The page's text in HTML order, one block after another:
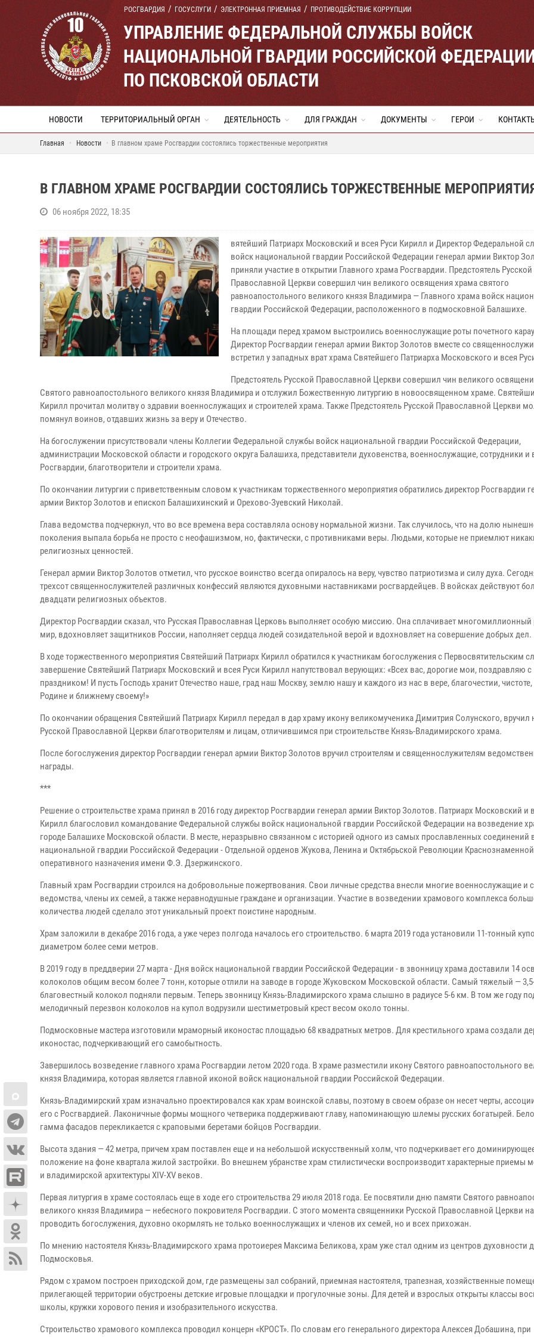
РОСГВАРДИЯ ГОСУСЛУГИ ЭЛЕКТРОННАЯ ПРИЕМНАЯ ПРОТИВОДЕЙСТВИЕ КОРРУПЦИИ
УПРАВЛЕНИЕ ФЕДЕРАЛЬНОЙ СЛУЖБЫ ВОЙСК
НАЦИОНАЛЬНОЙ ГВАРДИИ РОССИЙСКОЙ
ПО ПСКОВСКОЙ ОБЛАСТИ
НОВОСТИ ТЕРРИТОРИАЛЬНЫЙ ОРГАН ДЕЯТЕЛЬНОСТЬ ДЛЯ ГРАЖДАН ДОКУМЕНТЫ ГЕРОИ
Главная Новости В главном храме Росгвардии состоялись торжественные мероприятия
В ГЛАВНОМ ХРАМЕ РОСГВАРДИИ СОСТОЯЛИСЬ ТОРЖЕСТВЕННЫЕ
06 ноября 2022, 18:35
вятейший Патриарх Московский и всея Руси Кирилл и Директор Федеральной
войск национальной гвардии Российской Федерации генерал армии Виктор
приняли участие в открытии Главного храма Росгвардии. Предстоятель Русской
Православной Церкви совершил чин великого освящения храма святого
равноапостольного великого князя Владимира — Главного храма войск
гвардии Российской Федерации, расположенного в подмосковной Балашихе.
На площади перед храмом выстроились военнослужащие роты почетного
Директор Росгвардии генерал армии Виктор Золотов вместе со
встретил у западных врат храма Святейшего Патриарха Московского и всея
Предстоятель Русской Православной Церкви совершил чин великого
Святого равноапостольного великого князя Владимира и отслужил Божественную литургию в новоосвященном храме.
Кирилл прочитал молитву о здравии военнослужащих и строителей храма. Также Предстоятель Русской Православной Церкви
помянул воинов, отдавших жизнь за веру и Отечество.
На богослужении присутствовали члены Коллегии Федеральной службы войск национальной гвардии Российской Федерации,
администрации Московской области и городского округа Балашиха, представители духовенства, военнослужащие, сотрудники и
Росгвардии, благотворители и строители храма.
По окончании литургии с приветственным словом к участникам торжественного мероприятия обратились директор Росгвардии
армии Виктор Золотов и епископ Балашихинский и Орехово-Зуевский Николай.
Глава ведомства подчеркнул, что во все времена вера составляла основу нормальной жизни. Так случилось, что на долю
поколения выпала борьба не просто с неофашизмом, но, фактически, с противниками веры. Людьми, которые не приемлют
религиозных ценностей.
Генерал армии Виктор Золотов отметил, что русское воинство всегда опиралось на веру, чувство патриотизма и силу духа.
трехсот священнослужителей различных конфессий являются духовными наставниками росгвардейцев. В войсках действуют
двадцати религиозных объектов.
Директор Росгвардии сказал, что Русская Православная Церковь выполняет особую миссию. Она сплачивает многомиллионный
мир, вдохновляет защитников России, наполняет сердца людей созидательной верой и вдохновляет на совершение добрых дел.
В ходе торжественного мероприятия Святейший Патриарх Кирилл обратился к участникам богослужения с Первосвятительским
завершение Святейший Патриарх Московский и всея Руси Кирилл напутствовал верующих: «Всех вас, дорогие мои, поздравляю с
праздником! И пусть Господь хранит Отечество наше, град наш Москву, землю нашу и каждого из нас в вере, благочестии,
Родине и ближнему своему!»
По окончании обращения Святейший Патриарх Кирилл передал в дар храму икону великомученика Димитрия Солунского, вручил
Русской Православной Церкви благотворителям и лицам, отличившимся при строительстве Князь-Владимирского храма.
После богослужения директор Росгвардии генерал армии Виктор Золотов вручил строителям и священнослужителям
награды.
***
Решение о строительстве храма принял в 2016 году директор Росгвардии генерал армии Виктор Золотов. Патриарх Московский и
Кирилл благословил командование Федеральной службы войск национальной гвардии Российской Федерации на возведение
городе Балашихе Московской области. В месте, неразрывно связанном с историей одного из самых прославленных соединений
национальной гвардии Российской Федерации - Отдельной орденов Жукова, Ленина и Октябрьской Революции
оперативного назначения имени Ф.Э. Дзержинского.
Главный храм Росгвардии строился на добровольные пожертвования. Свои личные средства внесли многие военнослужащие и
ведомства, члены их семей, а также неравнодушные граждане и организации. Участие в возведении храмового комплекса
количества людей сделало этот уникальный проект поистине народным.
Храм заложили в декабре 2016 года, а уже через полгода началось его строительство. 6 марта 2019 года установили 11-тонный
диаметром более семи метров.
В 2019 году в преддверии 27 марта - Дня войск национальной гвардии Российской Федерации - в звонницу храма доставили 14
колоколов общим весом более 7 тонн, которые отлили на заводе в городе Жуковском Московской области. Самый тяжелый —
благовестный колокол подняли первым. Теперь звонницу Князь-Владимирского храма слышно в радиусе 5-6 км. В том же году
мелодичный перезвон колоколов на купол водрузили шестиметровый крест весом около тонны.
Подмосковные мастера изготовили мраморный иконостас площадью 68 квадратных метров. Для крестильного храма создали
иконостас, подчеркивающий его самобытность.
Завершилось возведение главного храма Росгвардии летом 2020 года. В храме разместили икону Святого равноапостольного
князя Владимира, которая является главной иконой войск национальной гвардии Российской Федерации.
Князь-Владимирский храм изначально проектировался как храм воинской славы, поэтому в своем образе он несет черты,
его с Росгвардией. Лаконичные формы мощного четверика поддерживают главу, напоминающую шлемы русских богатырей.
гамма фасадов перекликается с краповыми беретами бойцов Росгвардии.
Высота здания — 42 метра, причем храм поставлен еще и на небольшой искусственный холм, что подчеркивает его
положение на фоне квартала жилой застройки. Во внешнем убранстве храм стилистически воспроизводит характерные приемы
и владимирской архитектуры XIV-XV веков.
Первая литургия в храме состоялась еще в ходе его строительства 29 июля 2018 года. Ее посвятили дню памяти Святого
великого князя Владимира — небесного покровителя Росгвардии. С этого момента священники Русской Православной Церкви
проводить богослужения, духовно окормлять не только военнослужащих и членов их семей, но и всех прихожан.
По мнению настоятеля Князь-Владимирского храма протоиерея Максима Беликова, храм уже стал одним из центров духовности
Подмосковья.
Рядом с храмом построен приходской дом, где размещены зал собраний, приемная настоятеля, трапезная, хозяйственные
прилегающей территории обустроены детские игровые площадки и прогулочные зоны. Для детей и взрослых открыты классы
школы, кружки хорового пения и изобразительного искусства.
Строительство храмового комплекса проводил концерн «КРОСТ». По словам его генерального директора Алексея Добашина, при